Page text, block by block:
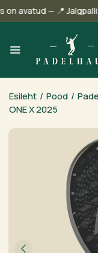
on avatud — 📍
Esileht / Pood /
ONE X 2025